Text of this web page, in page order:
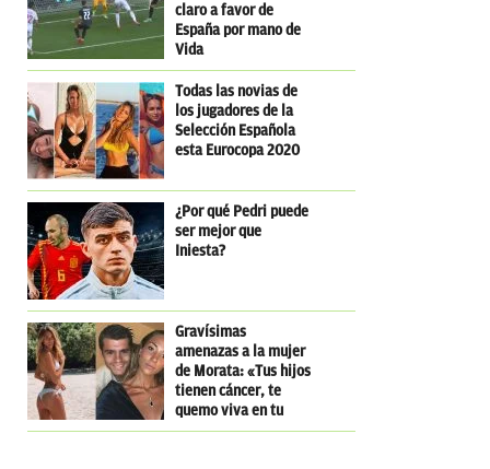
claro a favor de
España por mano de
Vida
Todas las novias de
los jugadores de la
Selección Española
esta Eurocopa 2020
¿Por qué Pedri puede
ser mejor que
Iniesta?
Gravísimas
amenazas a la mujer
de Morata: «Tus hijos
tienen cáncer, te
quemo viva en tu
casa»